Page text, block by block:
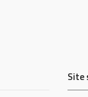
Site